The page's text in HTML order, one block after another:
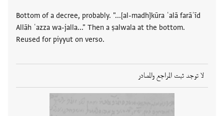
Bottom of a decree, probably. "...[al-madh]kūra ʿalā farāʾīd
Allāh ʿazza wa-jalla..." Then a ṣalwala at the bottom.
Reused for piyyut on verso.
لا توجد ثبت المراجع والمصادر